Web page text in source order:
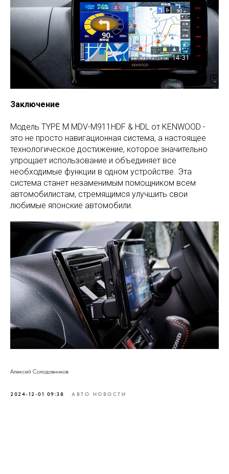
Заключение
Модель TYPE M MDV-M911HDF & HDL от KENWOOD -
это не просто навигационная система, а настоящее
технологическое достижение, которое значительно
упрощает использование и объединяет все
необходимые функции в одном устройстве. Эта
система станет незаменимым помощником всем
автомобилистам, стремящимся улучшить свои
любимые японские автомобили.
Алексей Солодовников
2024-12-01 09:38 АВТО НОВОСТИ
олитика конфиденциальности
ИП С олодовников А.Г.
ИНН 253708010143
ОГРН 323253600044540
Контакты
+7984 158-56-98
Владивосток
recoverauto@yandex.ru
ВКвидео
Перешивинтерьера
Авто свет и защита